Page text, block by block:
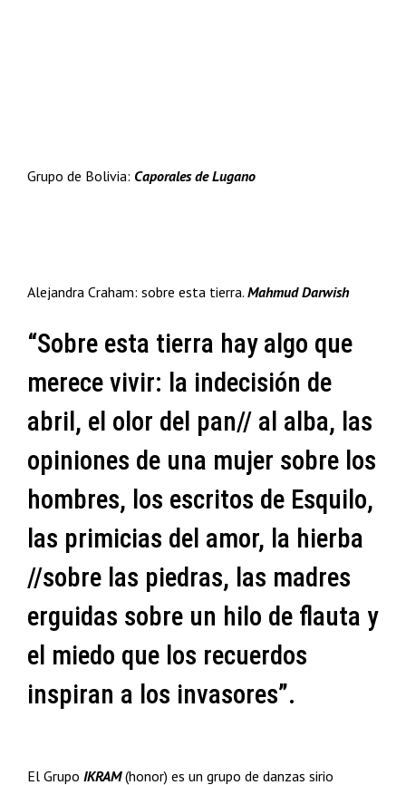
Grupo de Bolivia: Caporales de Lugano
Alejandra Craham: sobre esta tierra. Mahmud Darwish
“Sobre esta tierra hay algo que
merece vivir: la indecisión de
abril, el olor del pan// al alba, las
opiniones de una mujer sobre los
hombres, los escritos de Esquilo,
las primicias del amor, la hierba
//sobre las piedras, las madres
erguidas sobre un hilo de flauta y
el miedo que los recuerdos
inspiran a los invasores”.
El Grupo IKRAM(honor) es un grupo de danzas sirio